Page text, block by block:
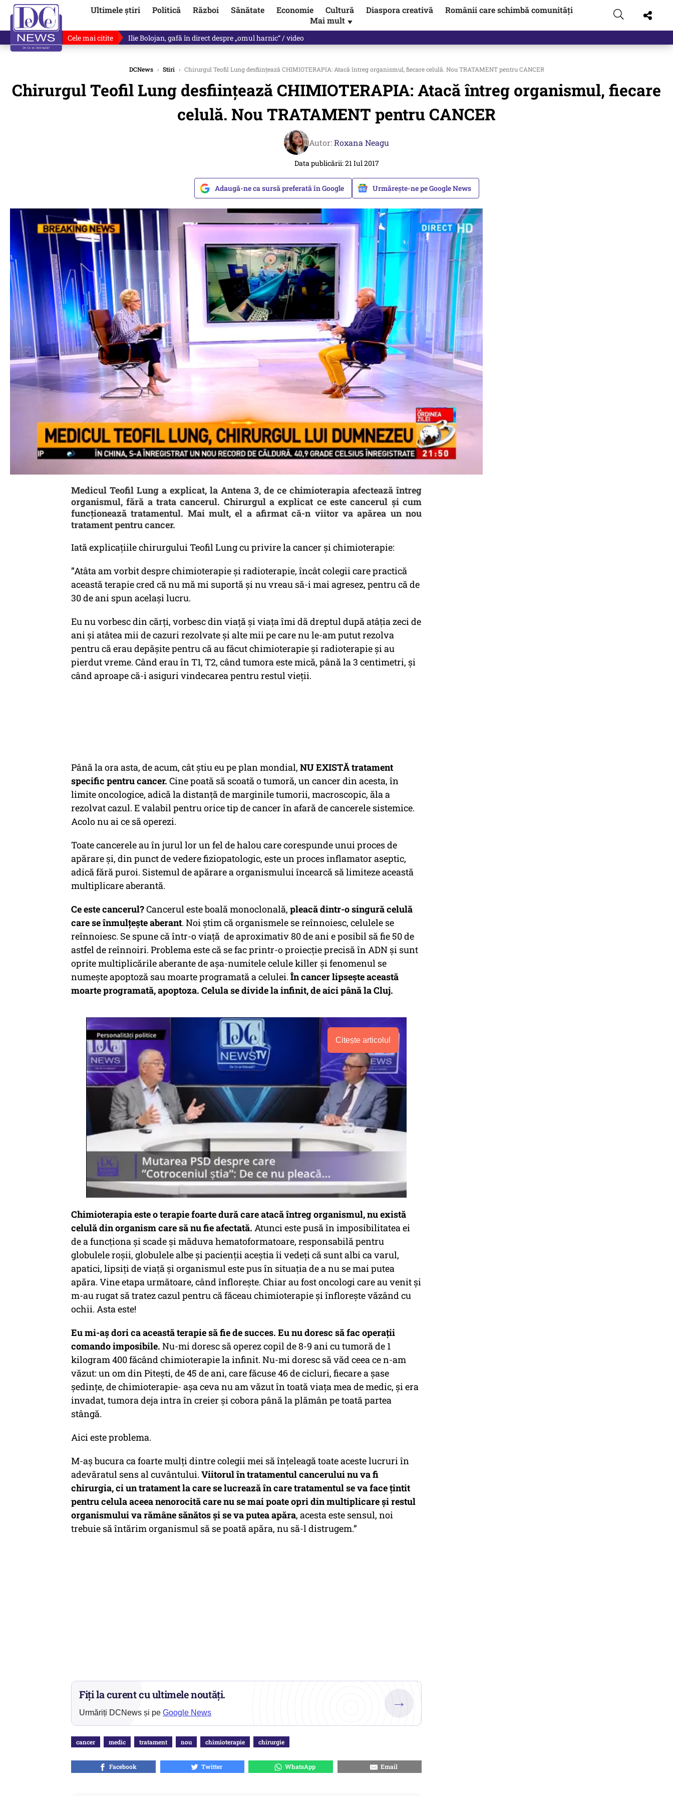
Ultimele știri Politică Război Sănătate Economie Cultură Diaspora creativă
Românii care schimbă comunități
Mai mult ▼
Cele mai citite Ilie Bolojan, gafă în direct despre „omul harnic“ / video
DCNews › Stiri › Chirurgul Teofil Lung desființează CHIMIOTERAPIA: Atacă întreg organismul, fiecare celulă. Nou TRATAMENT pentru CANCER
Chirurgul Teofil Lung desființează CHIMIOTERAPIA: Atacă întreg organismul, fiecare
celulă. Nou TRATAMENT pentru CANCER
Autor:Roxana Neagu
Data publicării: 21 Iul 2017
Adaugă-ne ca sursă preferată în Google Urmărește-ne pe Google News
Medicul Teofil Lung a explicat, la Antena 3, de ce chimioterapia afectează întreg
organismul, fără a trata cancerul. Chirurgul a explicat ce este cancerul și cum
funcționează tratamentul. Mai mult, el a afirmat că-n viitor va apărea un nou
tratament pentru cancer.
Iată explicațiile chirurgului Teofil Lung cu privire la cancer și chimioterapie:
”Atâta am vorbit despre chimioterapie și radioterapie, încât colegii care practică
această terapie cred că nu mă mi suportă și nu vreau să-i mai agresez, pentru că de
30 de ani spun același lucru.
Eu nu vorbesc din cărți, vorbesc din viață și viața îmi dă dreptul după atâția zeci de
ani și atâtea mii de cazuri rezolvate și alte mii pe care nu le-am putut rezolva
pentru că erau depășite pentru că au făcut chimioterapie și radioterapie și au
pierdut vreme. Când erau în T1, T2, când tumora este mică, până la 3 centimetri, și
când aproape că-i asiguri vindecarea pentru restul vieții.
Până la ora asta, de acum, cât știu eu pe plan mondial, NU EXISTĂ tratament
specific pentru cancer. Cine poată să scoată o tumoră, un cancer din acesta, în
limite oncologice, adică la distanță de marginile tumorii, macroscopic, ăla a
rezolvat cazul. E valabil pentru orice tip de cancer în afară de cancerele sistemice.
Acolo nu ai ce să operezi.
Toate cancerele au în jurul lor un fel de halou care corespunde unui proces de
apărare și, din punct de vedere fiziopatologic, este un proces inflamator aseptic,
adică fără puroi. Sistemul de apărare a organismului încearcă să limiteze această
multiplicare aberantă.
Ce este cancerul?Cancerul este boală monoclonală, pleacă dintr-o singură celulă
care se înmulțește aberant. Noi știm că organismele se reînnoiesc, celulele se
reînnoiesc. Se spune că într-o viață de aproximativ 80 de ani e posibil să fie 50 de
astfel de reînnoiri. Problema este că se fac printr-o proiecție precisă în ADN și sunt
oprite multiplicările aberante de așa-numitele celule killer și fenomenul se
numește apoptoză sau moarte programată a celulei. În cancer lipsește această
moarte programată, apoptoza. Celula se divide la infinit, de aici până la Cluj.
Citește articolul
Chimioterapia este o terapie foarte dură care atacă întreg organismul, nu există
celulă din organism care să nu fie afectată. Atunci este pusă în imposibilitatea ei
de a funcționa și scade și măduva hematoformatoare, responsabilă pentru
globulele roșii, globulele albe și pacienții aceștia îi vedeți că sunt albi ca varul,
apatici, lipsiți de viață și organismul este pus în situația de a nu se mai putea
apăra. Vine etapa următoare, când înflorește. Chiar au fost oncologi care au venit și
m-au rugat să tratez cazul pentru că făceau chimioterapie și înflorește văzând cu
ochii. Asta este!
Eu mi-aș dori ca această terapie să fie de succes. Eu nu doresc să fac operații
comando imposibile. Nu-mi doresc să operez copil de 8-9 ani cu tumoră de 1
kilogram 400 făcând chimioterapie la infinit. Nu-mi doresc să văd ceea ce n-am
văzut: un om din Pitești, de 45 de ani, care făcuse 46 de cicluri, fiecare a șase
ședințe, de chimioterapie- așa ceva nu am văzut în toată viața mea de medic, și era
invadat, tumora deja intra în creier și cobora până la plămân pe toată partea
stângă.
Aici este problema.
M-aș bucura ca foarte mulți dintre colegii mei să înțeleagă toate aceste lucruri în
adevăratul sens al cuvântului. Viitorul în tratamentul cancerului nu va fi
chirurgia, ci un tratament la care se lucrează în care tratamentul se va face țintit
pentru celula aceea nenorocită care nu se mai poate opri din multiplicare și restul
organismului va rămâne sănătos și se va putea apăra, acesta este sensul, noi
trebuie să întărim organismul să se poată apăra, nu să-l distrugem.”
Fiți la curent cu ultimele noutăți.
Urmăriți DCNews și pe Google News
→
cancer medic tratament nou chimioterapie chirurgie
Facebook Twitter WhatsApp Email